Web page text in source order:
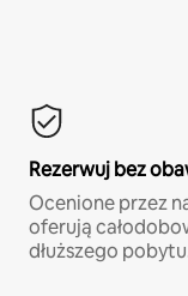
Rezerwuj bez
Ocenione przez
oferują
dłuższego